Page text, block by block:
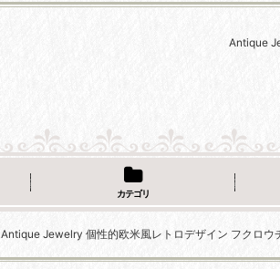
Antique
カテゴリ
Antique Jewelry 個性的欧米風レトロデザイン フクロ